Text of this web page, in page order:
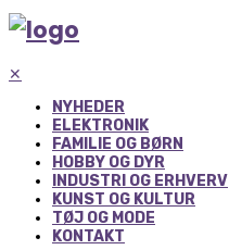
✕
NYHEDER
ELEKTRONIK
FAMILIE OG BØRN
HOBBY OG DYR
INDUSTRI OG ERHVERV
KUNST OG KULTUR
TØJ OG MODE
KONTAKT